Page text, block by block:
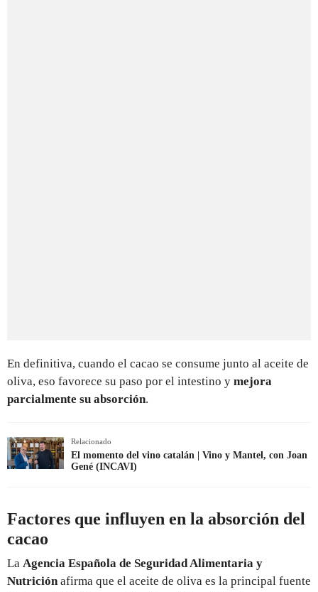
En definitiva, cuando el cacao se consume junto al aceite de
oliva, eso favorece su paso por el intestino y mejora
parcialmente su absorción.
Relacionado
El momento del vino catalán | Vino y Mantel, con Joan
Gené (INCAVI)
Factores que influyen en la absorción del
cacao
La Agencia Española de Seguridad Alimentaria y
Nutriciónafirma que el aceite de oliva es la principal fuente